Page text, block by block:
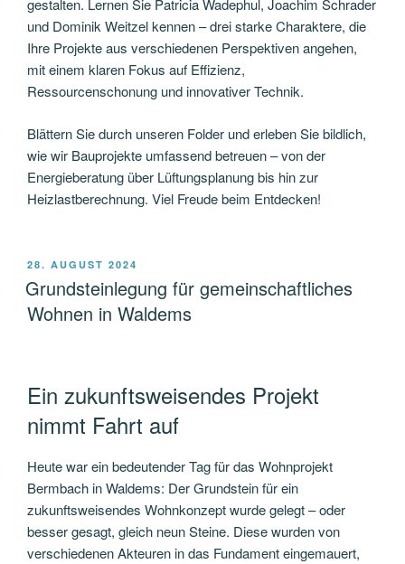
gestalten. Lernen Sie Patricia Wadephul, Joachim Schrader
und Dominik Weitzel kennen – drei starke Charaktere, die
Ihre Projekte aus verschiedenen Perspektiven angehen,
mit einem klaren Fokus auf Effizienz,
Ressourcenschonung und innovativer Technik.
Blättern Sie durch unseren Folder und erleben Sie bildlich,
wie wir Bauprojekte umfassend betreuen – von der
Energieberatung über Lüftungsplanung bis hin zur
Heizlastberechnung. Viel Freude beim Entdecken!
VERÖFFENTLICHT
AM
28. AUGUST 2024
Grundsteinlegung für gemeinschaftliches
Wohnen in Waldems
Ein zukunftsweisendes Projekt
nimmt Fahrt auf
Heute war ein bedeutender Tag für das Wohnprojekt
Bermbach in Waldems: Der Grundstein für ein
zukunftsweisendes Wohnkonzept wurde gelegt – oder
besser gesagt, gleich neun Steine. Diese wurden von
verschiedenen Akteuren in das Fundament eingemauert,